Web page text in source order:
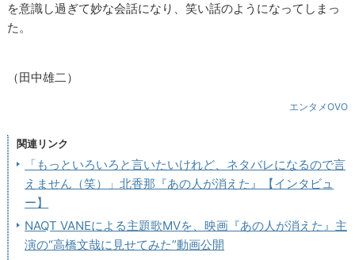
を意識し過ぎて妙な会話になり、笑い話のようになってしまっ
た。
（田中雄二）
エンタメOVO
関連リンク
「もっといろいろと言いたいけれど、ネタバレになるので言
えません（笑）」北香那『あの人が消えた』【インタビュ
ー】
NAQT VANEによる主題歌MVを、映画『あの人が消えた』主
演の“高橋文哉に見せてみた”動画公開